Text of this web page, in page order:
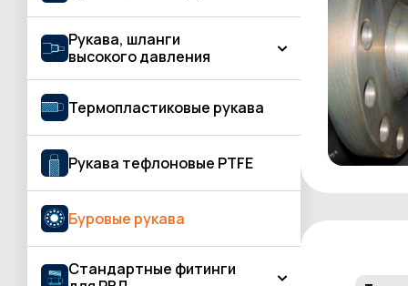
Рукава для подачи газа, газовой резки
и сварки
Бетон и штукатурная обработка
Вода и жидкость
Воздух
Газосварка
Горячая вода, пар
Рукава, шланги
высокого давления
КЛАСС BASIC
КЛАСС PROFESSIONAL
КЛАСС STANDARD
Термопластиковые рукава
Рукава тефлоновые PTFE
Буровые рукава
Стандартные фитинги